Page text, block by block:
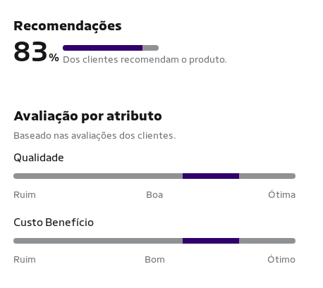
Recomendações
83% Dos clientes recomendam o produto.
Avaliação por atributo
Baseado nas avaliações dos clientes.
Qualidade
Ruim Boa Ótima
Custo Benefício
Ruim Bom Ótimo